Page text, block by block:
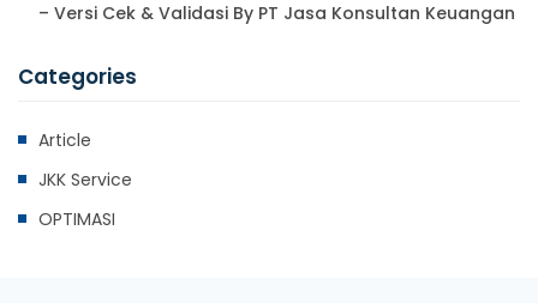
– Versi Cek & Validasi By PT Jasa Konsultan Keuangan
Categories
Article
JKK Service
OPTIMASI